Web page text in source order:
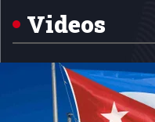
Videos